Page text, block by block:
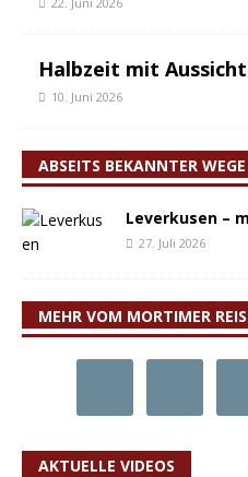
Halbzeit mit
10. Juni 2026
ABSEITS BEKANNTER WEGE
Leverkusen –
27. Juli 2026
MEHR VOM MORTIMER
AKTUELLE VIDEOS